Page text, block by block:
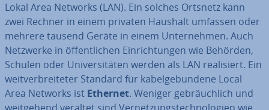
Lokal Area Networks (LAN). Ein solches Ortsnetz kann
zwei Rechner in einem privaten Haushalt umfassen oder
mehrere tausend Geräte in einem Un­ter­neh­men. Auch
Netzwerke in öf­fent­li­chen Ein­rich­tun­gen wie Behörden,
Schulen oder Uni­ver­si­tä­ten werden als LAN rea­li­siert. Ein
weit­ver­brei­te­ter Standard für ka­bel­ge­bun­de­ne Local
Area Networks ist Ethernet. Weniger ge­bräuch­lich und